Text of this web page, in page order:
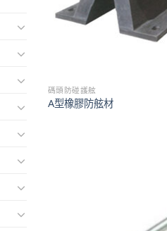
碼頭防碰護舷
A型橡膠防舷材